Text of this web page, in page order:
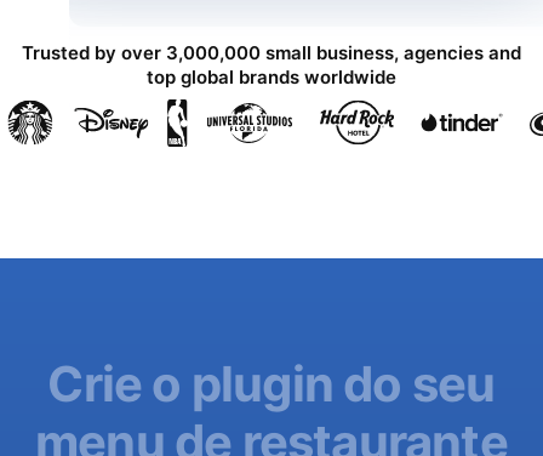
Trusted by over 3,000,000 small business, agencies and
top global brands worldwide
Crie o plugin do seu
menu de restaurante